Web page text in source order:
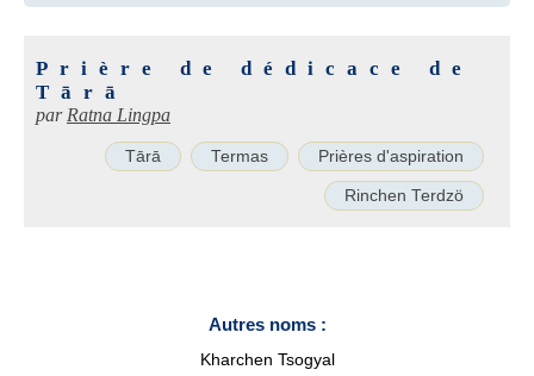
Prière de dédicace de
Tārā
par Ratna Lingpa
Tārā Termas Prières d'aspiration
Rinchen Terdzö
Autres noms :
Kharchen Tsogyal